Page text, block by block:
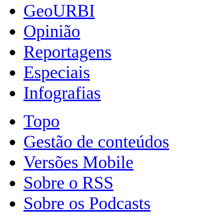
GeoURBI
Opinião
Reportagens
Especiais
Infografias
Topo
Gestão de conteúdos
Versões Mobile
Sobre o RSS
Sobre os Podcasts